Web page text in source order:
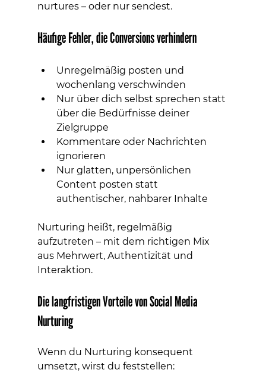
nurtures – oder nur sendest.
Häufige Fehler, die Conversions verhindern
Unregelmäßig posten und
wochenlang verschwinden
Nur über dich selbst sprechen statt
über die Bedürfnisse deiner
Zielgruppe
Kommentare oder Nachrichten
ignorieren
Nur glatten, unpersönlichen
Content posten statt
authentischer, nahbarer Inhalte
Nurturing heißt, regelmäßig
aufzutreten – mit dem richtigen Mix
aus Mehrwert, Authentizität und
Interaktion.
Die langfristigen Vorteile von Social Media
Nurturing
Wenn du Nurturing konsequent
umsetzt, wirst du feststellen: